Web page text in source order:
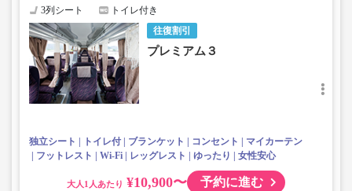
往復割引
3列シート トイレ付き
プレミアム３
独立シート トイレ付 ブランケット コンセント
マイカーテン
フットレスト
Wi-Fi レッグレスト ゆったり 女性安心
大人 ¥10,900〜 予約に進む